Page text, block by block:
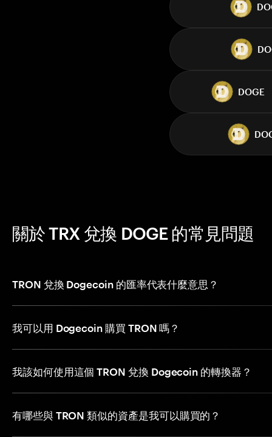
DOGE
關於 TRX 兌換 DOGE 的常見問題
TRON 兌換 Dogecoin 的匯率代表什麼意思？
我可以用 Dogecoin 購買 TRON 嗎？
我該如何使用這個 TRON 兌換 Dogecoin 的轉換器？
有哪些與 TRON 類似的資產是我可以購買的？